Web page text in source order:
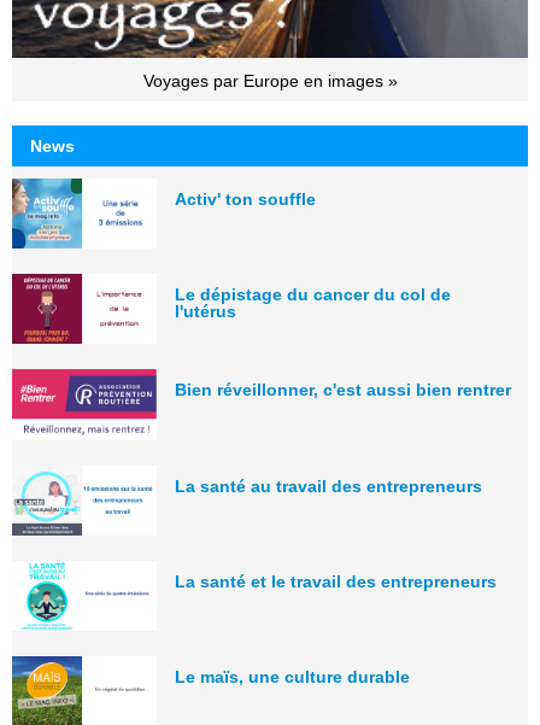
Voyages par Europe en images »
News
Activ' ton souffle
Le dépistage du cancer du col de
l'utérus
Bien réveillonner, c'est aussi bien rentrer
La santé au travail des entrepreneurs
La santé et le travail des entrepreneurs
Le maïs, une culture durable